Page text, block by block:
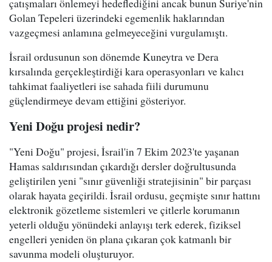
çatışmaları önlemeyi hedeflediğini ancak bunun Suriye'nin
Golan Tepeleri üzerindeki egemenlik haklarından
vazgeçmesi anlamına gelmeyeceğini vurgulamıştı.
İsrail ordusunun son dönemde Kuneytra ve Dera
kırsalında gerçekleştirdiği kara operasyonları ve kalıcı
tahkimat faaliyetleri ise sahada fiili durumunu
güçlendirmeye devam ettiğini gösteriyor.
Yeni Doğu projesi nedir?
"Yeni Doğu" projesi, İsrail'in 7 Ekim 2023'te yaşanan
Hamas saldırısından çıkardığı dersler doğrultusunda
geliştirilen yeni "sınır güvenliği stratejisinin" bir parçası
olarak hayata geçirildi. İsrail ordusu, geçmişte sınır hattını
elektronik gözetleme sistemleri ve çitlerle korumanın
yeterli olduğu yönündeki anlayışı terk ederek, fiziksel
engelleri yeniden ön plana çıkaran çok katmanlı bir
savunma modeli oluşturuyor.